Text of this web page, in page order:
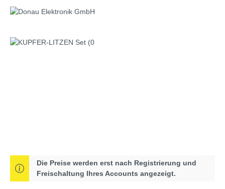
Bildergalerie überspringen
Die Preise werden erst nach Registrierung und
Freischaltung Ihres Accounts angezeigt.